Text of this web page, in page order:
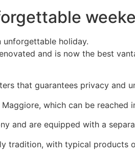
unforgettable holiday.
and is now the best
that guarantees privacy and
which can be
and are equipped with a
tradition, with typical products